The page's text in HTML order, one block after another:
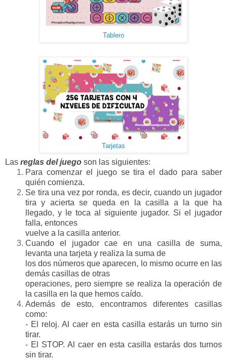
Tablero
Tarjetas
Las reglas del juego son las siguientes:
Para comenzar el juego se tira el dado para saber
quién comienza.
Se tira una vez por ronda, es decir, cuando un jugador
tira y acierta se queda en la casilla a la que ha
llegado, y le toca al siguiente jugador. Si el jugador
falla, entonces
vuelve a la casilla anterior.
Cuando el jugador cae en una casilla de suma,
levanta una tarjeta y realiza la suma de
los dos números que aparecen, lo mismo ocurre en las
demás casillas de otras
operaciones, pero siempre se realiza la operación de
la casilla en la que hemos caído.
Además de esto, encontramos diferentes casillas
como:
- El reloj. Al caer en esta casilla estarás un turno sin
tirar.
- El STOP. Al caer en esta casilla estarás dos turnos
sin tirar.